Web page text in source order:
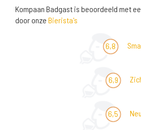
Kompaan Badgast is beoordeeld met
door onze Bierista's
6,8
6,9
6,5